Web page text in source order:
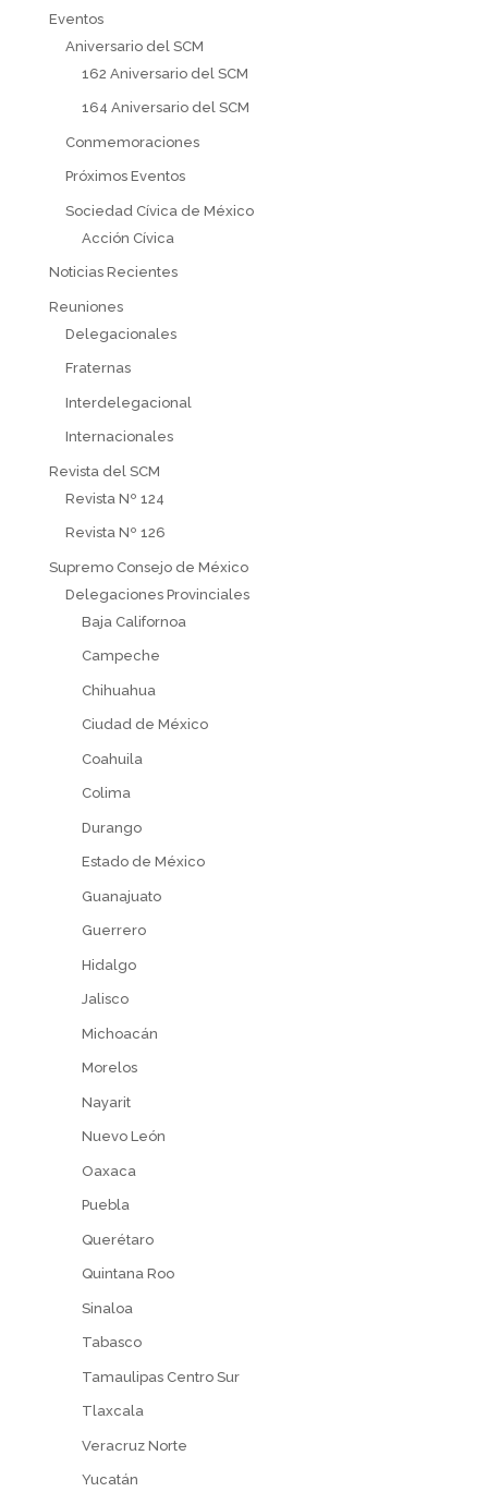
Eventos
Aniversario del SCM
162 Aniversario del SCM
164 Aniversario del SCM
Conmemoraciones
Próximos Eventos
Sociedad Cívica de México
Acción Cívica
Noticias Recientes
Reuniones
Delegacionales
Fraternas
Interdelegacional
Internacionales
Revista del SCM
Revista Nº 124
Revista Nº 126
Supremo Consejo de México
Delegaciones Provinciales
Baja Californoa
Campeche
Chihuahua
Ciudad de México
Coahuila
Colima
Durango
Estado de México
Guanajuato
Guerrero
Hidalgo
Jalisco
Michoacán
Morelos
Nayarit
Nuevo León
Oaxaca
Puebla
Querétaro
Quintana Roo
Sinaloa
Tabasco
Tamaulipas Centro Sur
Tlaxcala
Veracruz Norte
Yucatán